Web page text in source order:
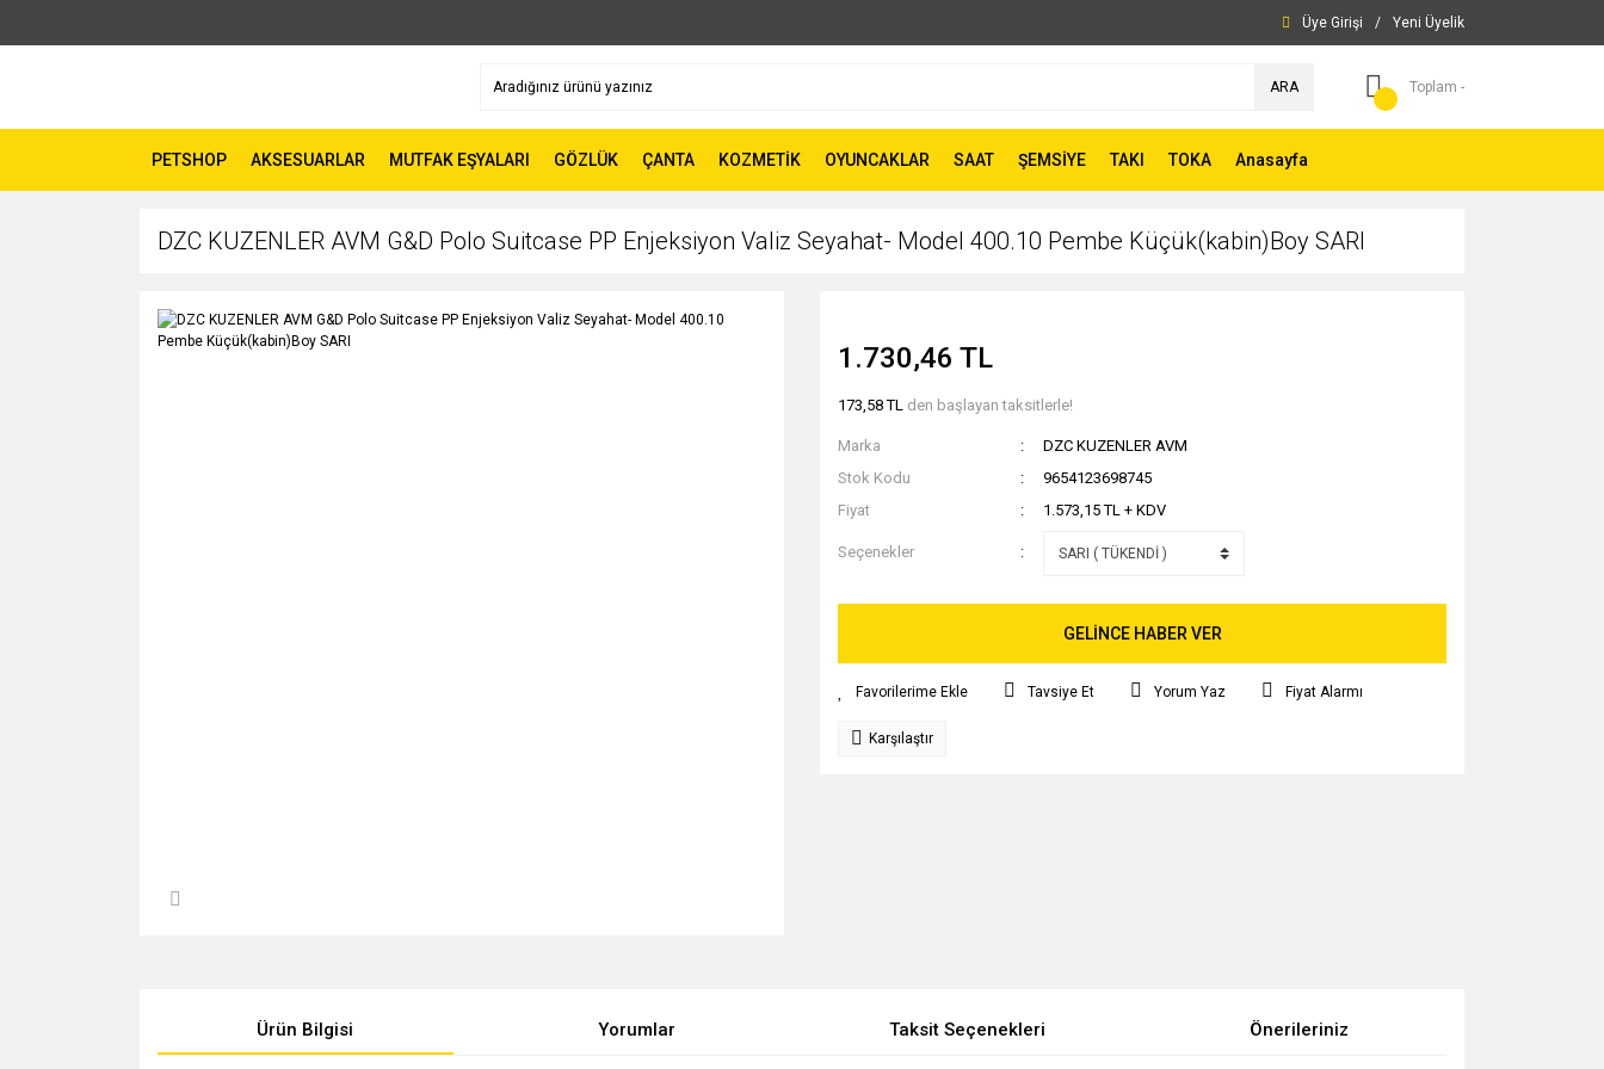
Üye Girişi / Yeni Üyelik
ARA Toplam -
PETSHOP AKSESUARLAR MUTFAK EŞYALARI GÖZLÜK ÇANTA KOZMETİK OYUNCAKLAR SAAT ŞEMSİYE TAKI TOKA Anasayfa
DZC KUZENLER AVM G&D Polo Suitcase PP Enjeksiyon Valiz Seyahat- Model 400.10 Pembe Küçük(kabin)Boy SARI
1.730,46 TL
173,58 TL den başlayan taksitlerle!
Marka
DZC KUZENLER AVM
Stok Kodu
9654123698745
Fiyat
1.573,15 TL + KDV
Seçenekler
GELİNCE HABER VER
Tavsiye Et Yorum Yaz Fiyat Alarmı
Karşılaştır
Ürün Bilgisi Yorumlar Taksit Seçenekleri Önerileriniz